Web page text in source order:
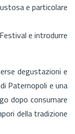
e particolare
e introdurre
degustazioni e
Paternopoli e una
dopo consumare
della tradizione